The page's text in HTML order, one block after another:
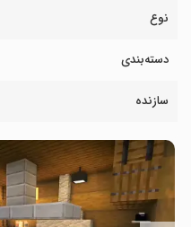
نوع
دسته‌بندی
سازنده